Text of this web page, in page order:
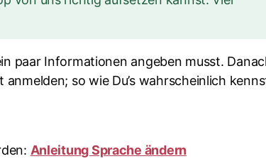
paar Informationen angeben musst.
so wie Du’s wahrscheinlich
Anleitung Sprache ändern